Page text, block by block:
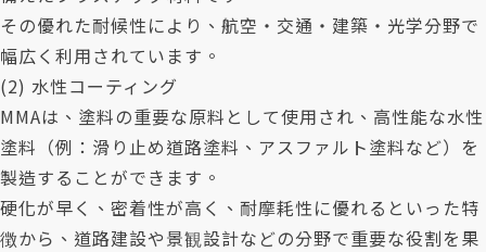
その優れた耐候性により、航空・交通・建築・光学分野で
幅広く利用されています。
(2) 水性コーティング
MMAは、塗料の重要な原料として使用され、高性能な水性
塗料（例：滑り止め道路塗料、アスファルト塗料など）を
製造することができます。
硬化が早く、密着性が高く、耐摩耗性に優れるといった特
徴から、道路建設や景観設計などの分野で重要な役割を果